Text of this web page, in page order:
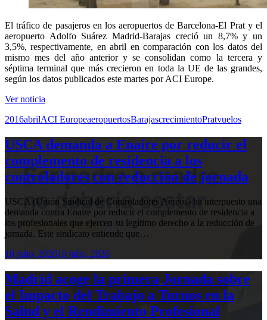
El tráfico de pasajeros en los aeropuertos de Barcelona-El Prat y el
aeropuerto Adolfo Suárez Madrid-Barajas creció un 8,7% y un
3,5%, respectivamente, en abril en comparación con los datos del
mismo mes del año anterior y se consolidan como la tercera y
séptima terminal que más crecieron en toda la UE de las grandes,
según los datos publicados este martes por ACI Europe.
Ver noticia
2016abrilACI EuropeaeropuertosBarajascrecimientoPratvuelos
USCA demanda a Enaire por reducir el
complemento de residencia a los
controladores con reducción de jornada
USCA (Unión Sindical de Controladores Aéreos) ha interpuesto una
demanda contra Enaire por reducir el complemento de residencia a
los profesionales que ejercen su legítimo derecho a la reducción de
jornada. Este sindicato entiende que…
10 julio, 202610 julio, 2026
Madrid acoge la primera Jornada sobre
el Impacto del Trabajo a Turnos en la
Salud y el Rendimiento Profesional